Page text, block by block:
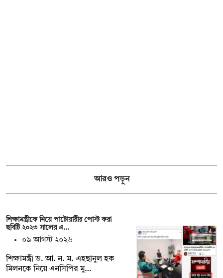
আরও পড়ুন
শিক্ষামন্ত্রীকে নিয়ে পাটোয়ারীর পোস্ট করা
ছবিটি ২০২৩ সালের এ…
০৯ আগস্ট ২০২৬
শিক্ষামন্ত্রী ড. আ. ন. ম. এহছানুল হক
মিলনকে নিয়ে এনসিপির মু…